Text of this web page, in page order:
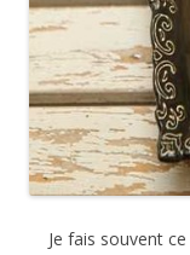
Je fais souvent